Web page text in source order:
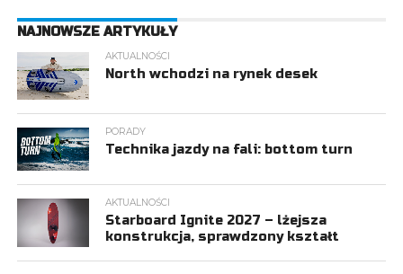
NAJNOWSZE ARTYKUŁY
AKTUALNOŚCI
North wchodzi na rynek desek
PORADY
Technika jazdy na fali: bottom turn
AKTUALNOŚCI
Starboard Ignite 2027 – lżejsza
konstrukcja, sprawdzony kształt